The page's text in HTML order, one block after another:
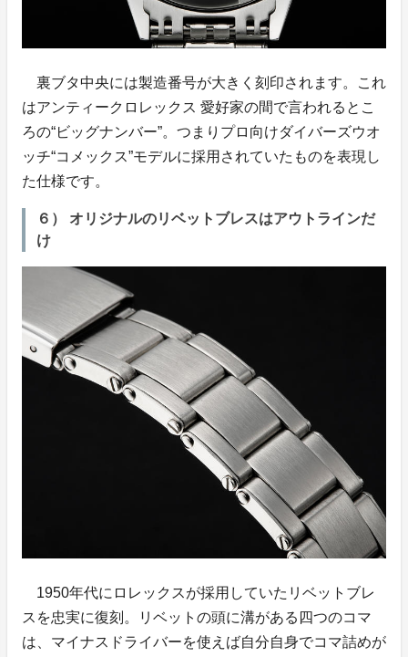
裏ブタ中央には製造番号が大きく刻印されます。これ
はアンティークロレックス 愛好家の間で言われるとこ
ろの“ビッグナンバー”。つまりプロ向けダイバーズウオ
ッチ“コメックス”モデルに採用されていたものを表現し
た仕様です。
６） オリジナルのリベットブレスはアウトラインだ
け
1950年代にロレックスが採用していたリベットブレ
スを忠実に復刻。リベットの頭に溝がある四つのコマ
は、マイナスドライバーを使えば自分自身でコマ詰めが